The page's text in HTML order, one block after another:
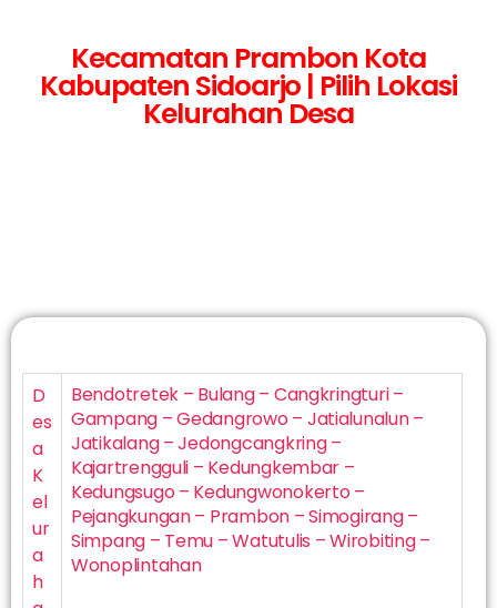
Kecamatan Prambon Kota
Kabupaten Sidoarjo | Pilih Lokasi
Kelurahan Desa
D
es
a
K
el
ur
a
h
Bendotretek – Bulang – Cangkringturi –
Gampang – Gedangrowo – Jatialunalun –
Jatikalang – Jedongcangkring –
Kajartrengguli – Kedungkembar –
Kedungsugo – Kedungwonokerto –
Pejangkungan – Prambon – Simogirang –
Simpang – Temu – Watutulis – Wirobiting –
Wonoplintahan